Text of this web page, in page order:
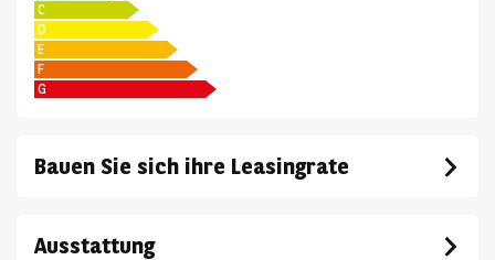
C
D
E
F
G
Bauen Sie sich ihre Leasingrate
Ausstattung